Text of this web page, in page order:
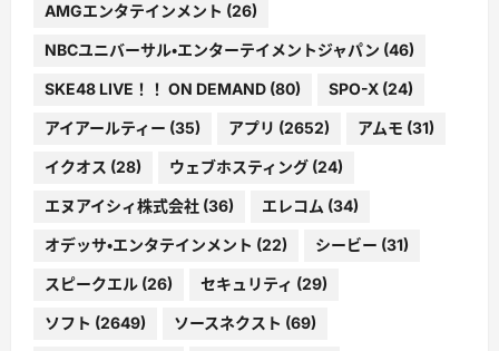
AMGエンタテインメント (26)
NBCユニバーサル・エンターテイメントジャパン (46)
SKE48 LIVE！！ ON DEMAND (80) SPO-X (24)
アイアールティー (35) アプリ (2652) アムモ (31)
イクオス (28) ウェブホスティング (24)
エヌアイシィ株式会社 (36) エレコム (34)
オデッサ・エンタテインメント (22) シービー (31)
スピークエル (26) セキュリティ (29)
ソフト (2649) ソースネクスト (69)